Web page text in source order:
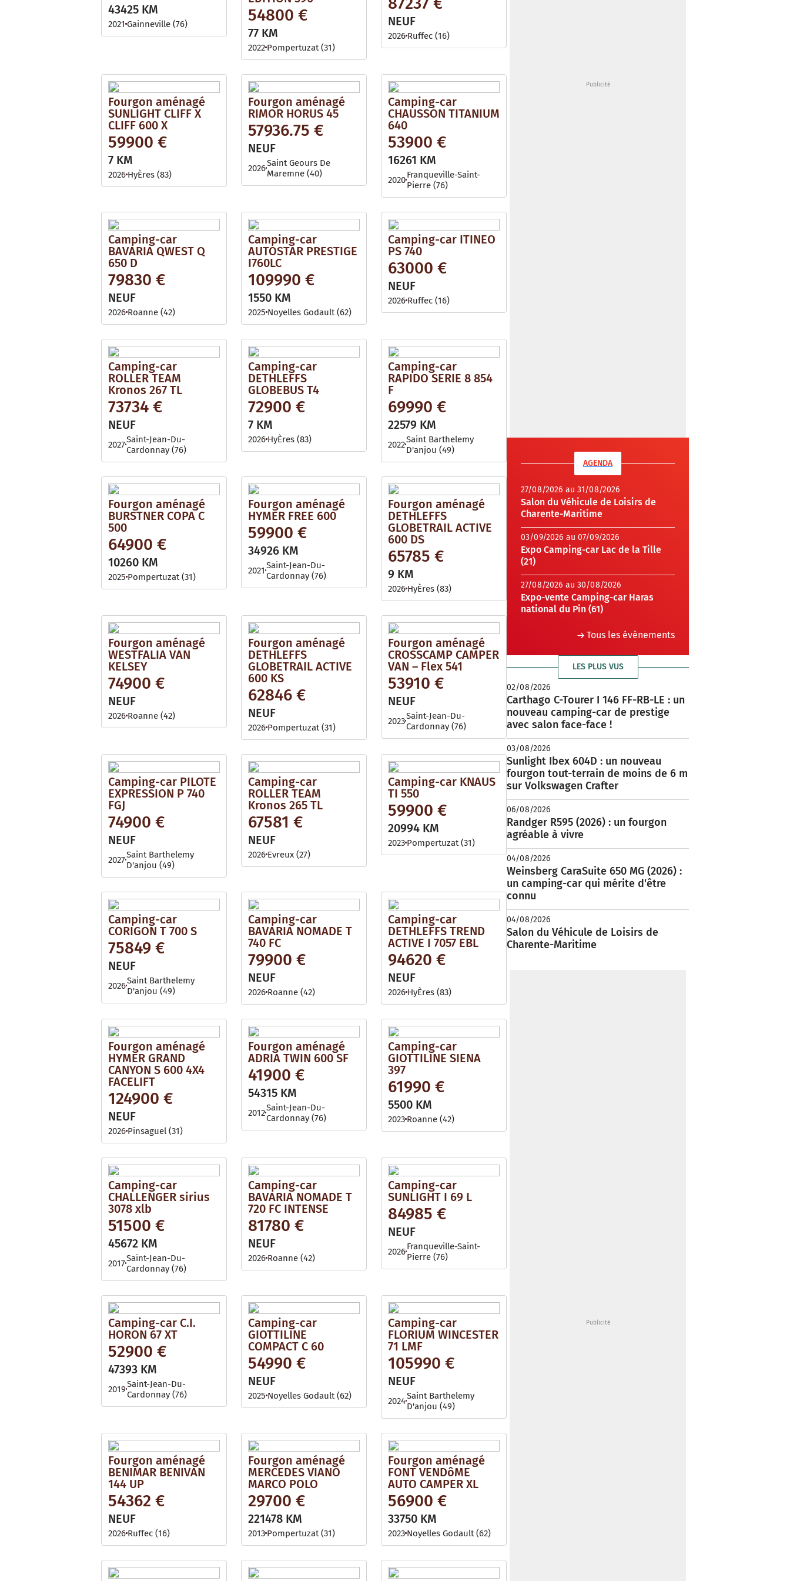
e
l
b
l
43425 KM
2021 Gainneville (76) 54800 €
77 KM
2022 Pompertuzat (31)
NEUF
2026 Ruffec (16)
Fourgon aménagé
SUNLIGHT CLIFF X
CLIFF 600 X
59900 €
7 KM
2026 HyÈres (83)
Fourgon aménagé
RIMOR HORUS 45
57936.75 €
NEUF
2026Saint Geours De
Maremne (40)
Camping-car
CHAUSSON TITANIUM
640
53900 €
16261 KM
2020Franqueville-Saint-
Pierre (76)
Camping-car
BAVARIA QWEST Q
650 D
79830 €
NEUF
2026 Roanne (42)
Camping-car
AUTOSTAR PRESTIGE
I760LC
109990 €
1550 KM
2025 Noyelles Godault (62)
Camping-car ITINEO
PS 740
63000 €
NEUF
2026 Ruffec (16)
Camping-car
ROLLER TEAM
Kronos 267 TL
73734 €
NEUF
2027Saint-Jean-Du-
Cardonnay (76)
Camping-car
DETHLEFFS
GLOBEBUS T4
72900 €
7 KM
2026 HyÈres (83)
Camping-car
RAPIDO SERIE 8 854
F
69990 €
22579 KM
2022Saint Barthelemy
D'anjou (49)
Fourgon aménagé
BURSTNER COPA C
500
64900 €
10260 KM
2025 Pompertuzat (31)
Fourgon aménagé
HYMER FREE 600
59900 €
34926 KM
2021 Saint-Jean-Du-
Cardonnay (76)
Fourgon aménagé
DETHLEFFS
GLOBETRAIL ACTIVE
600 DS
65785 €
9 KM
2026 HyÈres (83)
Fourgon aménagé
WESTFALIA VAN
KELSEY
74900 €
NEUF
2026 Roanne (42)
Fourgon aménagé
DETHLEFFS
GLOBETRAIL ACTIVE
600 KS
62846 €
NEUF
2026 Pompertuzat (31)
Fourgon aménagé
CROSSCAMP CAMPER
VAN – Flex 541
53910 €
NEUF
2023Saint-Jean-Du-
Cardonnay (76)
Camping-car PILOTE
EXPRESSION P 740
FGJ
74900 €
NEUF
2027Saint Barthelemy
D'anjou (49)
Camping-car
ROLLER TEAM
Kronos 265 TL
67581 €
NEUF
2026 Evreux (27)
Camping-car KNAUS
TI 550
59900 €
20994 KM
2023 Pompertuzat (31)
Camping-car
CORIGON T 700 S
75849 €
NEUF
2026Saint Barthelemy
D'anjou (49)
Camping-car
BAVARIA NOMADE T
740 FC
79900 €
NEUF
2026 Roanne (42)
Camping-car
DETHLEFFS TREND
ACTIVE I 7057 EBL
94620 €
NEUF
2026 HyÈres (83)
Fourgon aménagé
HYMER GRAND
CANYON S 600 4X4
FACELIFT
124900 €
NEUF
2026 Pinsaguel (31)
Fourgon aménagé
ADRIA TWIN 600 SF
41900 €
54315 KM
2012Saint-Jean-Du-
Cardonnay (76)
Camping-car
GIOTTILINE SIENA
397
61990 €
5500 KM
2023 Roanne (42)
Camping-car
CHALLENGER sirius
3078 xlb
51500 €
45672 KM
2017Saint-Jean-Du-
Cardonnay (76)
Camping-car
BAVARIA NOMADE T
720 FC INTENSE
81780 €
NEUF
2026 Roanne (42)
Camping-car
SUNLIGHT I 69 L
84985 €
NEUF
2026Franqueville-Saint-
Pierre (76)
Camping-car C.I.
HORON 67 XT
52900 €
47393 KM
2019Saint-Jean-Du-
Cardonnay (76)
Camping-car
GIOTTILINE
COMPACT C 60
54990 €
NEUF
2025 Noyelles Godault (62)
Camping-car
FLORIUM WINCESTER
71 LMF
105990 €
NEUF
2024Saint Barthelemy
D'anjou (49)
Fourgon aménagé
BENIMAR BENIVAN
144 UP
54362 €
NEUF
2026 Ruffec (16)
Fourgon aménagé
MERCEDES VIANO
MARCO POLO
29700 €
221478 KM
2013 Pompertuzat (31)
Fourgon aménagé
FONT VENDôME
AUTO CAMPER XL
56900 €
33750 KM
2023 Noyelles Godault (62)
AGENDA
27/08/2026 au 31/08/2026
Salon du Véhicule de Loisirs de
Charente-Maritime
03/09/2026 au 07/09/2026
Expo Camping-car Lac de la Tille
(21)
27/08/2026 au 30/08/2026
Expo-vente Camping-car Haras
national du Pin (61)
Tous les évènements
LES PLUS VUS
02/08/2026
Carthago C-Tourer I 146 FF-RB-LE : un
nouveau camping-car de prestige
avec salon face-face !
03/08/2026
Sunlight Ibex 604D : un nouveau
fourgon tout-terrain de moins de 6 m
sur Volkswagen Crafter
06/08/2026
Randger R595 (2026) : un fourgon
agréable à vivre
04/08/2026
Weinsberg CaraSuite 650 MG (2026) :
un camping-car qui mérite d'être
connu
04/08/2026
Salon du Véhicule de Loisirs de
Charente-Maritime